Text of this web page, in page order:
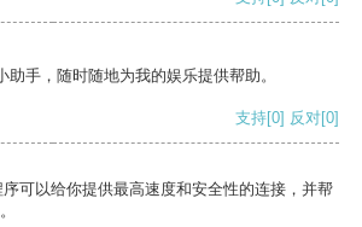
助手，随时随地为我的娱乐提供帮助。
支持[0] 反对[0]
可以给你提供最高速度和安全性的连接，并帮